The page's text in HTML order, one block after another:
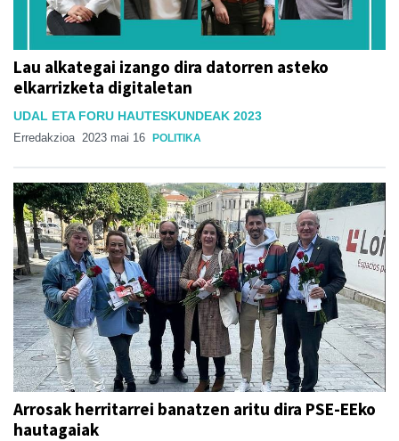
Lau alkategai izango dira datorren asteko
elkarrizketa digitaletan
UDAL ETA FORU HAUTESKUNDEAK 2023
Erredakzioa 2023 mai 16 POLITIKA
Arrosak herritarrei banatzen aritu dira PSE-EEko
hautagaiak